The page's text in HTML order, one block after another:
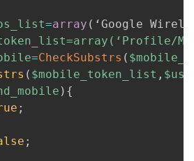
=array ( ‘Google
=CheckSubstrs (
( $mobile_token_list ,
) {
;
;